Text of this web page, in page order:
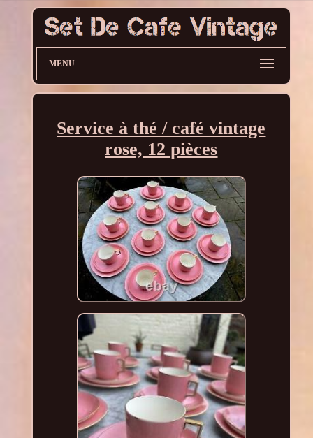
MENU
Service à thé / café vintage
rose, 12 pièces